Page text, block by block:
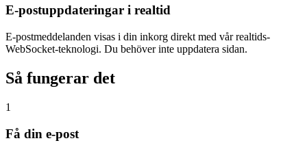
E-postuppdateringar i realtid
E-postmeddelanden visas i din inkorg direkt med vår realtids-
WebSocket-teknologi. Du behöver inte uppdatera sidan.
Så fungerar det
1
Få din e-post